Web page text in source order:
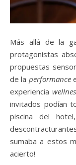
Más allá de la
protagonistas
propuestas
de la performance
experiencia
invitados podían
piscina del
sumaba a estos
acierto!